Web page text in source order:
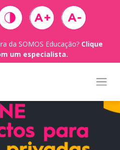
da SOMOS Educação? Clique
um especialista.